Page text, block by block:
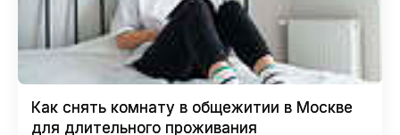
Как снять комнату в общежитии в Москве
для длительного проживания